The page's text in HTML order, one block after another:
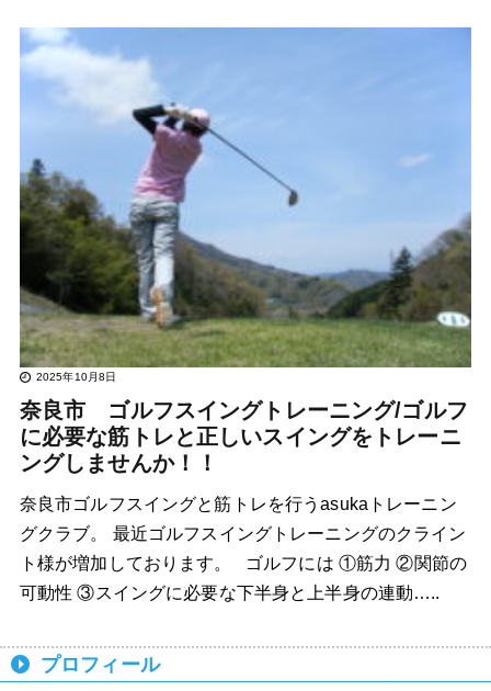
2025年10月8日
奈良市 ゴルフスイングトレーニング/ゴルフ
に必要な筋トレと正しいスイングをトレーニ
ングしませんか！！
奈良市ゴルフスイングと筋トレを行うasukaトレーニン
グクラブ。 最近ゴルフスイングトレーニングのクライン
ト様が増加しております。 ゴルフには ①筋力 ②関節の
可動性 ③スイングに必要な下半身と上半身の連動…..
プロフィール